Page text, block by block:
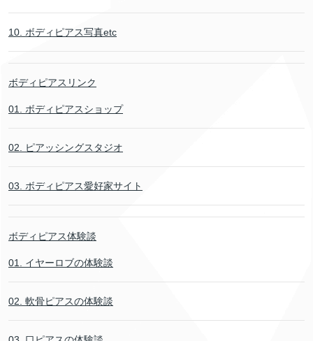
10. ボディピアス写真etc
ボディピアスリンク
01. ボディピアスショップ
02. ピアッシングスタジオ
03. ボディピアス愛好家サイト
ボディピアス体験談
01. イヤーロブの体験談
02. 軟骨ピアスの体験談